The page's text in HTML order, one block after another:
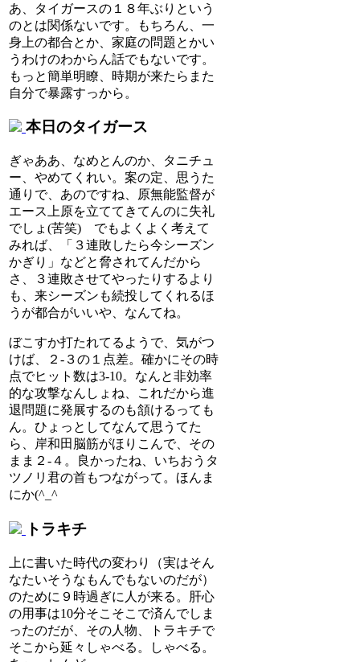
あ、タイガースの１８年ぶりという
のとは関係ないです。もちろん、一
身上の都合とか、家庭の問題とかい
うわけのわからん話でもないです。
もっと簡単明瞭、時期が来たらまた
自分で暴露すっから。
本日のタイガース
ぎゃああ、なめとんのか、タニチュ
ー、やめてくれい。案の定、思うた
通りで、あのですね、原無能監督が
エース上原を立ててきてんのに失礼
でしょ(苦笑) でもよくよく考えて
みれば、「３連敗したら今シーズン
かぎり」などと脅されてんだから
さ、３連敗させてやったりするより
も、来シーズンも続投してくれるほ
うが都合がいいや、なんてね。
ぼこすか打たれてるようで、気がつ
けば、２-３の１点差。確かにその時
点でヒット数は3-10。なんと非効率
的な攻撃なんしょね、これだから進
退問題に発展するのも頷けるっても
ん。ひょっとしてなんて思うてた
ら、岸和田脳筋がほりこんで、その
まま２-４。良かったね、いちおうタ
ツノリ君の首もつながって。ほんま
にか(^_^ゞ
トラキチ
上に書いた時代の変わり（実はそん
なたいそうなもんでもないのだが）
のために９時過ぎに人が来る。肝心
の用事は10分そこそこで済んでしま
ったのだが、その人物、トラキチで
そこから延々しゃべる。しゃべる。